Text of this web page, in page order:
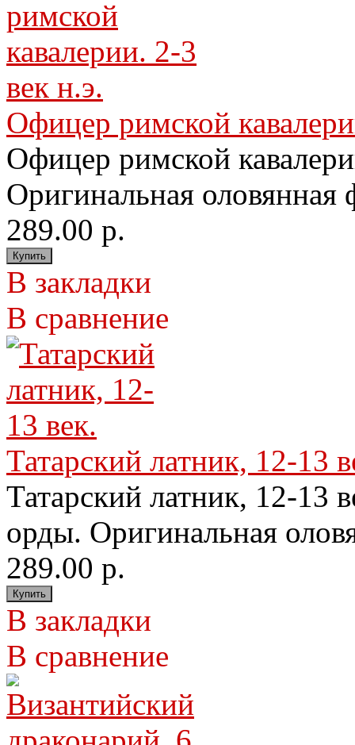
Офицер римской
Офицер римской
Оригинальная
289.00 р.
В закладки
В сравнение
Татарский латник, 12-13
Татарский латник, 12-13
орды. Оригинальная
289.00 р.
В закладки
В сравнение